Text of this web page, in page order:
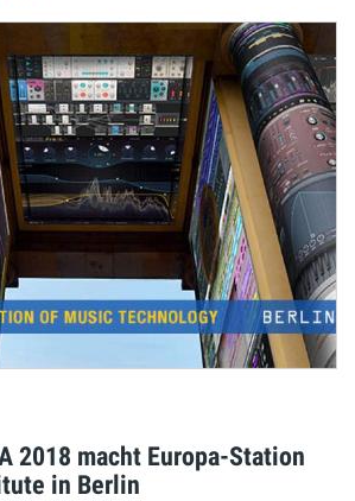
2018 macht Europa-Station
in Berlin